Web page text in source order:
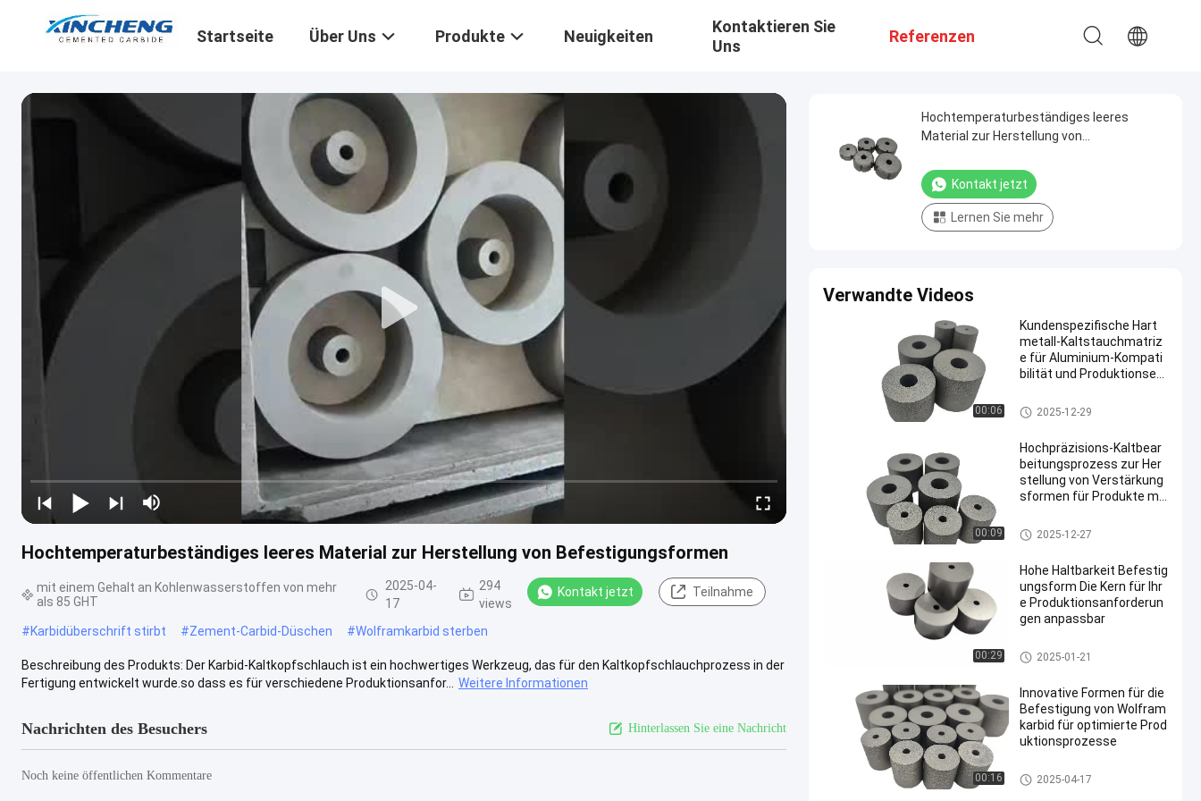
Startseite Über Uns Produkte Neuigkeiten
Kontaktieren Sie
Uns
Referenzen
Hochtemperaturbeständiges leeres Material zur Herstellung von Befestigungsformen
mit einem Gehalt an Kohlenwasserstoffen von mehr
als 85 GHT
2025-04-
17
294
views
Kontakt jetzt Teilnahme
#Karbidüberschrift stirbt #Zement-Carbid-Düschen #Wolframkarbid sterben
Beschreibung des Produkts: Der Karbid-Kaltkopfschlauch ist ein hochwertiges Werkzeug, das für den Kaltkopfschlauchprozess in der
Fertigung entwickelt wurde.so dass es für verschiedene Produktionsanfor...
Weitere Informationen
Nachrichten des Besuchers Hinterlassen Sie eine Nachricht
Noch keine öffentlichen Kommentare
Hochtemperaturbeständiges leeres
Material zur Herstellung von
Kontakt jetzt
Lernen Sie mehr
Verwandte Videos
00:06
Kundenspezifische Hart
metall-Kaltstauchmatriz
e für Aluminium-Kompati
bilität und Produktionseffi
mit einem Gehalt an Kohlenwa
sserstoffen von mehr als 85 G
2025-12-29
00:09
Hochpräzisions-Kaltbear
beitungsprozess zur Her
stellung von Verstärkung
sformen für Produkte mit
mit einem Gehalt an Kohlenwa
sserstoffen von mehr als 85 G
2025-12-27
00:29
Hohe Haltbarkeit Befestig
ungsform Die Kern für Ihr
e Produktionsanforderun
gen anpassbar
mit einem Gehalt an Kohlenwa
sserstoffen von mehr als 85 G
2025-01-21
00:16
Innovative Formen für die
Befestigung von Wolfram
karbid für optimierte Prod
uktionsprozesse
mit einem Gehalt an Kohlenwa
sserstoffen von mehr als 85 G
2025-04-17